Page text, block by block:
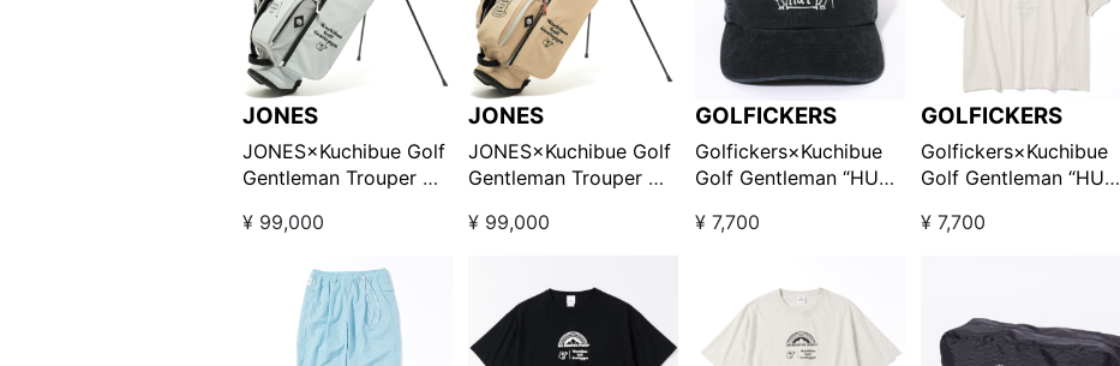
JONES
JONES×Kuchibue Golf
Gentleman Trouper 刺
“Moon
¥ 99,000
JONES
JONES×Kuchibue Golf
Gentleman Trouper 刺
“Fescue”【GO/LOOK!限
¥ 99,000
GOLFICKERS
Golfickers×Kuchibue
Golf Gentleman “HUT”
ク【GO/LOOK!限定販
¥ 7,700
GOLFICKERS
Golfickers×Kuchibue
Golf Gentleman “HUT”
ワイト【GO/LOOK!限定
¥ 7,700